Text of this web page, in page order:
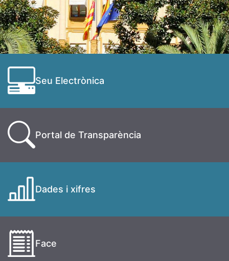
Seu Electrònica
Portal de Transparència
Dades i xifres
Face